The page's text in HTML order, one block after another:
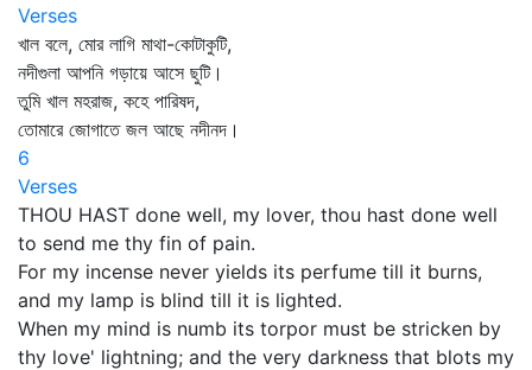
Verses
খাল বলে, মোর লাগি মাথা-কোটাকুটি,
নদীগুলা আপনি গড়ায়ে আসে ছুটি।
তুমি খাল মহরাজ, কহে পারিষদ,
তোমারে জোগাতে জল আছে নদীনদ।
6
Verses
THOU HAST done well, my lover, thou hast done well
to send me thy fin of pain.
For my incense never yields its perfume till it burns,
and my lamp is blind till it is lighted.
When my mind is numb its torpor must be stricken by
thy love' lightning; and the very darkness that blots my